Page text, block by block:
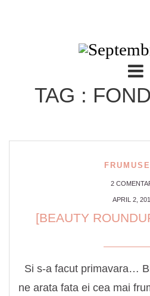
TAG :
2
APRIL 2,
[BEAUTY
Si s-a facut primavara…
ne arata fata ei cea mai